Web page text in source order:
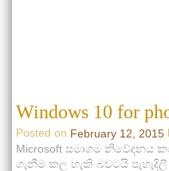
Windows 10 for
Posted on February 12, 2015
Microsoft සමාගම නිවේදනය
ගැනීම කල හැකි බවටයි